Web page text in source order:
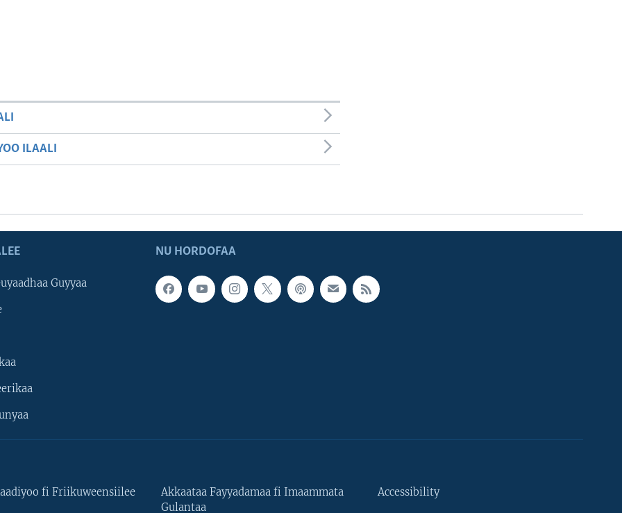
ILAALI
NU HORDOFAA
Guyyaa
fi Friikuweensiilee
Akkaataa Fayyadamaa fi Imaammata
Gulantaa
Accessibility